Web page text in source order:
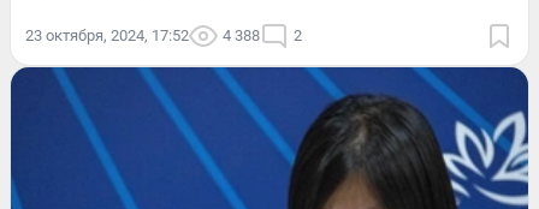
23 октября, 2024, 17:52 4 388 2